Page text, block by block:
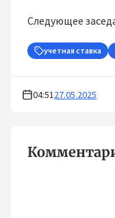
Следующее
учетная ставка
04:5127.05.2025